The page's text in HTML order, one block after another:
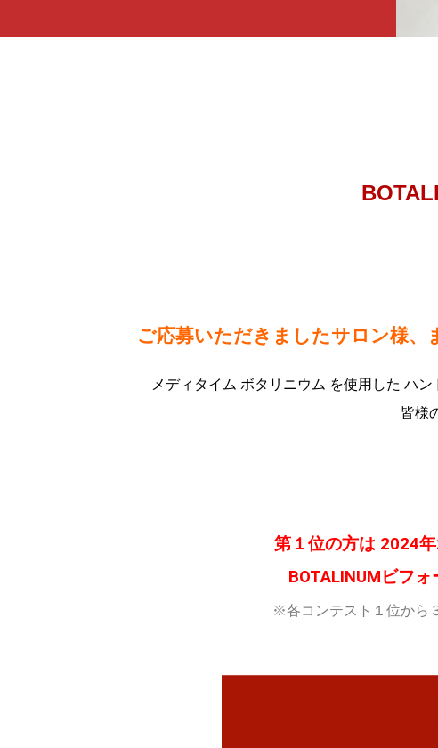
ご応募いただきましたサロン様、
メディタイム ボタリニウム を使用した ハ
皆様
第１位の方は 2024
BOTALINUMビフ
※各コンテスト１位から